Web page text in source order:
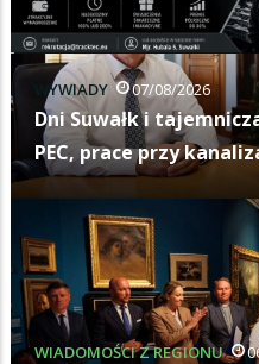
WYWIADY 07/08/2026
Dni Suwałk i
PEC, prace przy
WIADOMOŚCI Z REGIONU